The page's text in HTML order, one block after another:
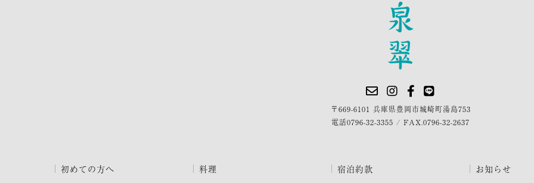
〒669-6101 兵庫県豊岡市城崎町湯島753
電話0796-32-3355 / FAX.0796-32-2637
初めての方へ 料理 宿泊約款 お知らせ